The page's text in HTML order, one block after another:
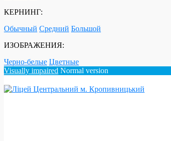
КЕРНИНГ:
Обычный Средний Большой
ИЗОБРАЖЕНИЯ:
Черно-белые Цветные
Visually impaired Normal version